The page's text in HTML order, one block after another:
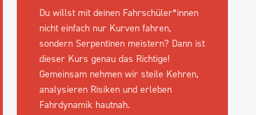
Du willst mit deinen Fahrschüler*innen
nicht einfach nur Kurven fahren,
sondern Serpentinen meistern? Dann ist
dieser Kurs genau das Richtige!
Gemeinsam nehmen wir steile Kehren,
analysieren Risiken und erleben
Fahrdynamik hautnah.